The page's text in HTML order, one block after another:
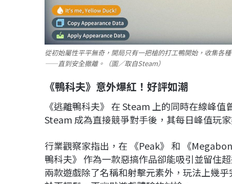
從初始屬性平平無奇，開局只有一把槍的打工鴨開始，收集各
——直到安全撤離。（圖／取自Steam）
《鴨科夫》意外爆紅！好評如潮
《逃離鴨科夫》 在 Steam 上的同時在線峰
Steam 成為直接競爭對手後，其每日峰值玩
行業觀察家指出，在 《Peak》 和 《
鴨科夫》 作為一款惡搞作品卻能吸引並留住
兩款遊戲除了名稱和射擊元素外，玩法上幾